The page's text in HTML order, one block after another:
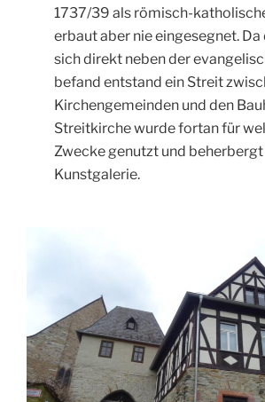
1737/39 als römisch-
erbaut aber nie eingesegnet. Da
sich direkt neben der
befand entstand ein Streit
Kirchengemeinden und den
Streitkirche wurde fortan für
Zwecke genutzt und
Kunstgalerie.